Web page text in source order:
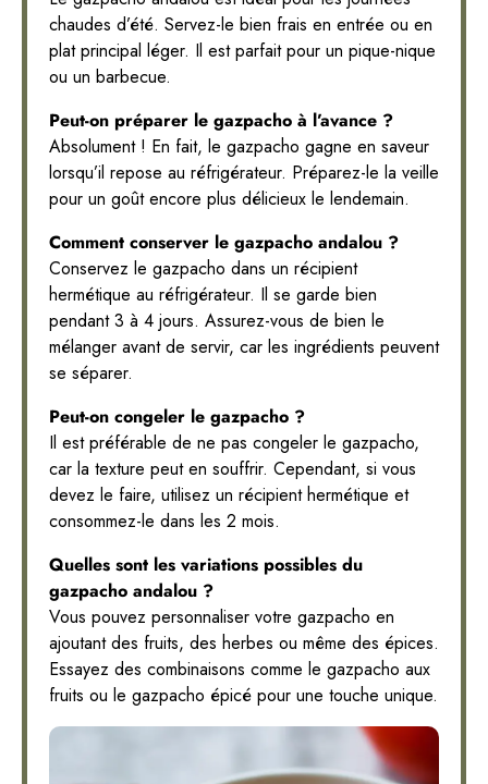
chaudes d’été. Servez-le bien frais en entrée ou en
plat principal léger. Il est parfait pour un pique-nique
ou un barbecue.
Peut-on préparer le gazpacho à l’avance ?
Absolument ! En fait, le gazpacho gagne en saveur
lorsqu’il repose au réfrigérateur. Préparez-le la veille
pour un goût encore plus délicieux le lendemain.
Comment conserver le gazpacho andalou ?
Conservez le gazpacho dans un récipient
hermétique au réfrigérateur. Il se garde bien
pendant 3 à 4 jours. Assurez-vous de bien le
mélanger avant de servir, car les ingrédients peuvent
se séparer.
Peut-on congeler le gazpacho ?
Il est préférable de ne pas congeler le gazpacho,
car la texture peut en souffrir. Cependant, si vous
devez le faire, utilisez un récipient hermétique et
consommez-le dans les 2 mois.
Quelles sont les variations possibles du
gazpacho andalou ?
Vous pouvez personnaliser votre gazpacho en
ajoutant des fruits, des herbes ou même des épices.
Essayez des combinaisons comme le gazpacho aux
fruits ou le gazpacho épicé pour une touche unique.